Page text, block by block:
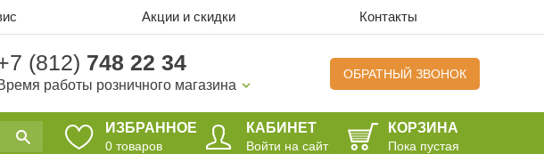
Акции и скидки Контакты
(812) 748 22 34
работы розничного магазина
ОБРАТНЫЙ ЗВОНОК
ИЗБРАННОЕ
0 товаров
КАБИНЕТ
Войти на сайт
КОРЗИНА
Пока пустая